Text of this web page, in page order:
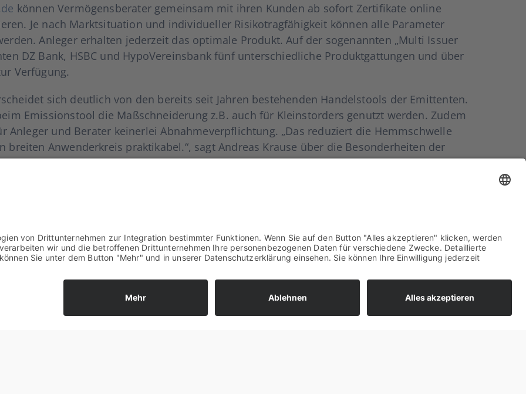
kön­nen Ver­mö­gens­be­ra­ter gemein­sam mit ihren Kun­den ab sofort Zer­ti­fi­ka­te online
Je nach Markt­si­tua­ti­on und indi­vi­du­el­ler Risi­ko­trag­fä­hig­keit kön­nen alle Para­me­ter
Anle­ger erhal­ten jeder­zeit das opti­ma­le Pro­dukt. Auf der soge­nann­ten „Mul­ti Issuer
DZ Bank, HSBC und Hypo­Ver­eins­bank fünf unter­schied­li­che Pro­dukt­gat­tun­gen und über
Ver­fü­gung.
sich deut­lich von den bereits seit Jah­ren bestehen­den Han­dels­tools der Emit­ten­ten.
Emis­si­ons­tool die Maß­schnei­de­rung z.B. auch für Kleinst­or­ders genutzt wer­den. Zudem
Anle­ger und Bera­ter kei­ner­lei Abnah­me­ver­pflich­tung. „Das redu­ziert die Hemm­schwel­le
Anwen­der­kreis prak­ti­ka­bel.“, sagt Andre­as Krau­se über die Beson­der­hei­ten der
sieht Krau­se den nächs­ten Ent­wick­lungs­schritt sogar dar­in, das Emis­si­ons­tool
zu stel­len.
erhal­ten somit die höchst­mög­li­che Sicher­heit und Trans­pa­renz beim Kauf der Pro­
Sie auf www.emissionstool.de